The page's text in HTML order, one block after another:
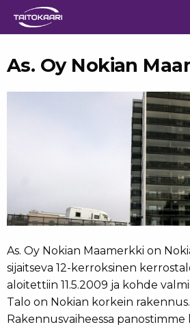
As. Oy Nokian
As. Oy Nokian Maamerkki on
sijaitseva 12-kerroksinen
aloitettiin 11.5.2009 ja kohde
Talo on Nokian korkein rakennus.
Rakennusvaiheessa panostimme